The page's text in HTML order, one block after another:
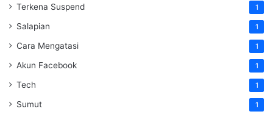
Terkena Suspend 1
Salapian 1
Cara Mengatasi 1
Akun Facebook 1
Tech 1
Sumut 1